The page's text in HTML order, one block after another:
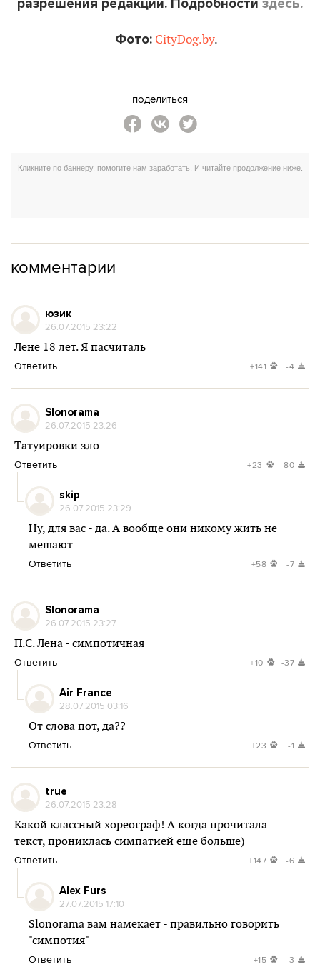
разрешения редакции. Подробности здесь.
Фото: CityDog.by.
поделиться
комментарии
юзик
26.07.2015 23:22
Лене 18 лет. Я пасчиталь
Ответить +141 -4
Slonorama
26.07.2015 23:26
Татуировки зло
Ответить +23 -80
skip
26.07.2015 23:29
Ну, для вас - да. А вообще они никому жить не
мешают
Ответить +58 -7
Slonorama
26.07.2015 23:27
П.С. Лена - симпотичная
Ответить +10 -37
Air France
28.07.2015 03:16
От слова пот, да??
Ответить +23 -1
true
26.07.2015 23:28
Какой классный хореограф! А когда прочитала
текст, прониклась симпатией еще больше)
Ответить +147 -6
Alex Furs
27.07.2015 17:10
Slonorama вам намекает - правильно говорить
"симпотия"
Ответить +15 -3